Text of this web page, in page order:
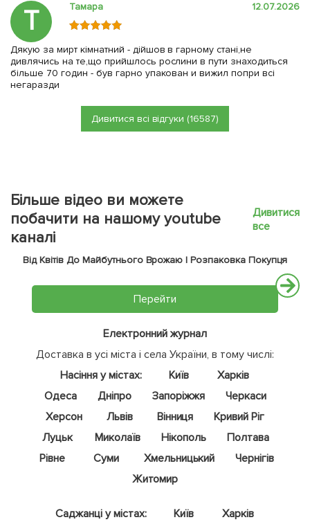
Т Тамара 12.07.2026
Дякую за мирт кімнатний - дійшов в гарному стані,не
дивлячись на те,що прийшлось рослини в пути знаходиться
більше 70 годин - був гарно упакован и вижил попри всі
негаразди
Дивитися всі відгуки (16587)
Більше відео ви можете
побачити на нашому youtube
каналі
Дивитися
все
Від Квітів До Майбутнього Врожаю | Розпаковка Покупця
Перейти
Електронний журнал
Доставка в усі міста і села України, в тому числі:
Насіння у містах:
Київ
Харків
Одеса
Дніпро Запоріжжя
Черкаси
Херсон
Львів Вінниця
Кривий Ріг
Луцьк
Миколаїв Нікополь
Полтава
Рівне
Суми Хмельницький
Чернігів
Житомир
Саджанці у містах: Київ
Харків